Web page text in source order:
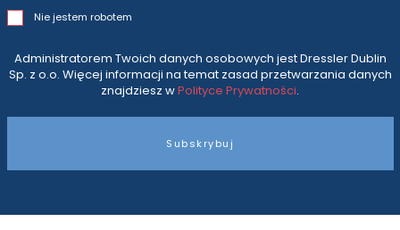
Nie jestem robotem
Administratorem Twoich danych osobowych jest Dressler Dublin
Sp. z o.o. Więcej informacji na temat zasad przetwarzania danych
znajdziesz wPolityce Prywatności.
Subskrybuj